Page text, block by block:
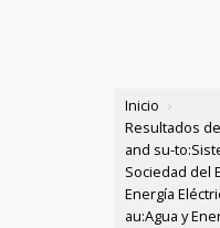
Inicio ›
Resultados
and su-
Sociedad del
Energía
au:Agua y